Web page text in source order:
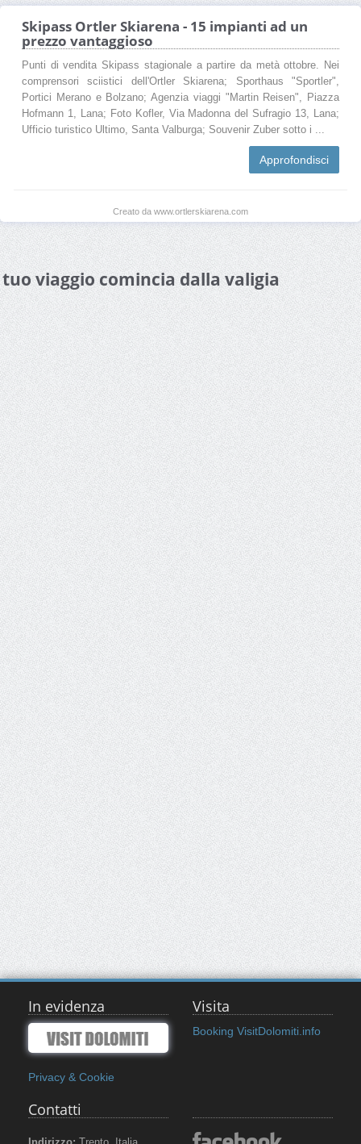
Skipass Ortler Skiarena - 15 impianti ad un
prezzo vantaggioso
Punti di vendita Skipass stagionale a partire da metà ottobre. Nei
comprensori sciistici dell'Ortler Skiarena; Sporthaus "Sportler",
Portici Merano e Bolzano; Agenzia viaggi "Martin Reisen", Piazza
Hofmann 1, Lana; Foto Kofler, Via Madonna del Sufragio 13, Lana;
Ufficio turistico Ultimo, Santa Valburga; Souvenir Zuber sotto i ...
Approfondisci
Creato da www.ortlerskiarena.com
viaggio comincia dalla valigia
In evidenza
Privacy & Cookie
Visita
Booking VisitDolomiti.info
Contatti